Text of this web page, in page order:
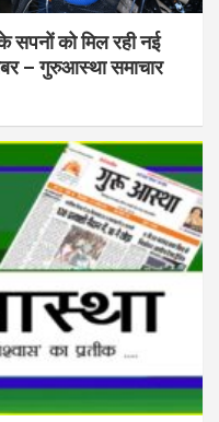
सपनों को मिल रही नई
– गुरुआस्था समाचार